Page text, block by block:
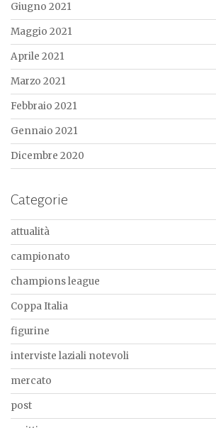
Giugno 2021
Maggio 2021
Aprile 2021
Marzo 2021
Febbraio 2021
Gennaio 2021
Dicembre 2020
Categorie
attualità
campionato
champions league
Coppa Italia
figurine
interviste laziali notevoli
mercato
post